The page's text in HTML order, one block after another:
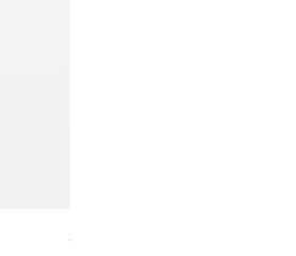
30x8 Caps. Alluminio